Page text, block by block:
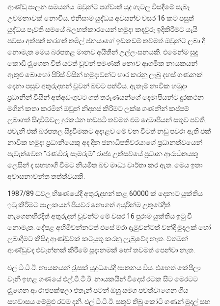
ආණ්ඩු පාලන සමයන්ය. ඔවුන්ට පශ්චාත් යුද ගැටලූ විසඳීමේ සැබෑ
උවමනාවක් නොවීය. එනිසාම යුද්ධය අවසන්ව වසර 16 කට පසුත්
යුද්ධය පැවති සමයේ බලහත්කාරයෙන් හමුදා කඳවුරු ඉදිකිරීමට යැයි
පවසා අත්පත් කරගත් තමිල් ජනයාගේ ඉඩකඩම් තවමත් ඔවුන්ට ලබා දී
නොමැත මෙය බරපතළ මානව අයිතීන් උල්ලංඝනයකි. එමෙන්ම සුදු
කොඩි රැුගෙන විත් යටත් වූවන් පමණක් නොව ආගමික නායකයන්
ඇතුළු බොහෝ පිරිස් විසින් හමුදාවන්ට භාර කරනු ලැබූ දහස් ගණනක්
දෙනා පසුව අතුරුදහන් වූවන් බවට පත්විය. ඇතැම් නාවික හමුදා
ප‍්‍රධානින් විසින් අත්අඩංගුවට ගත් තරුණයන්ගේ දෙමාපියන්ට දුරකථන
මගින් කතා කරමින් ඔවුන් නිදහස් කිරීමට ලක්ෂ ගණනින් කප්පම්
ලබාගත් සිදුවීම්වල දුරකථන හඬපටි තවමත් එම දෙමාපියන් සතුව පවතී.
එවැනි එක් බරපතල සිදුවීමකට අදාළව මේ වන විටත් නඩු පවරා ඇති එක්
නාවික හමුදා ප‍්‍රධානියෙකු අද දින ජනාධිපතිවරයාගේ ප‍්‍රධානත්වයෙන්
පැවැත්වෙන ”රණවිරු සැමරුම්” රාජ්‍ය උත්සවයේ ප‍්‍රධාන ආරාධිතයකු
ලෙසින් ද සහභාගි වීමට නියමිත බව මාධ්‍ය වාර්තා කර ඇත. මෙය ඉතා
අවාසනාවන්ත තත්ත්වයකි.
1987/89 ධවල භීෂණයේදී අතුරුදහන් කළ 60000 ක් දෙනාට යුක්තිය
ඉටු කිරීමට පාලකයන් පියවර නොගත් අයුරින්ම උතුරේදීත්
නැගෙනහිරදීත් අතුරුදන් වූවන්ට මේ වසර 16 පුරාම යුක්තිය ඉටු වී
නොමැත. දේපළ අහිමිවන්නටත් එසේ මරා දැමුවන්ටත් වන්දි මුදලක් හෝ
ලබාදීමට කිසිදු ආණ්ඩුවක් කටයුතු කරනු ලැබුවේද නැත. වත්මන්
ආණ්ඩුවද එවැන්නක් කිරීමේ සූදානමක් හෝ තවමත් පෙන්වා නැත.
එල්.ටී.ටී.ඊ. නායකයන් රැුසක් යුද්ධයේදී ඝාතනය විය. එහෙත් කේපීලා
වැනි ඉහළ ගණයේ එල්.ටී.ටී.ඊ. නායකයින් විදෙස් රටක සිට මෙරටට
රැුගෙන ආ රාජපක්ෂලා එතැන් පටන් ඔහු සමග පවත්වාගෙන ගිය
සහවාසය මේමුළු රටම දනී. එල්.ටී.ටී.ඊ. සතුව තිබූ කෝටි ගණන් මුදල් සහ